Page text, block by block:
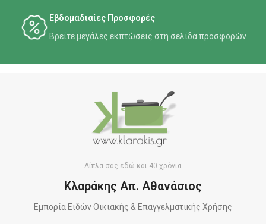
Εβδομαδιαίες Προσφορές
Βρείτε μεγάλες εκπτώσεις στη σελίδα προσφορών
Δίπλα σας εδώ και 40 χρόνια
Κλαράκης Απ. Αθανάσιος
Εμπορία Ειδών Οικιακής & Επαγγελματικής Χρήσης